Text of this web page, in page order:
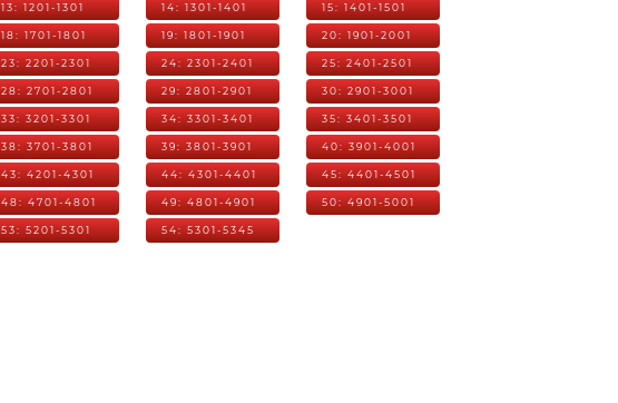
13: 1201-1301 14: 1301-1401 15: 1401-1501
18: 1701-1801 19: 1801-1901 20: 1901-2001
23: 2201-2301 24: 2301-2401 25: 2401-2501
28: 2701-2801 29: 2801-2901 30: 2901-3001
33: 3201-3301 34: 3301-3401 35: 3401-3501
38: 3701-3801 39: 3801-3901 40: 3901-4001
43: 4201-4301 44: 4301-4401 45: 4401-4501
48: 4701-4801 49: 4801-4901 50: 4901-5001
53: 5201-5301 54: 5301-5345